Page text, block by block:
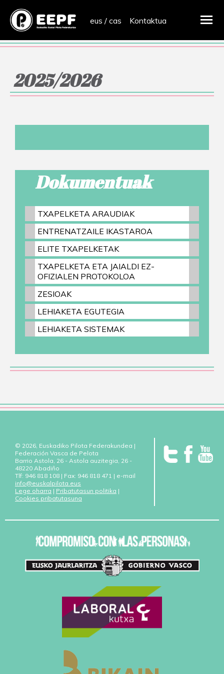
eus / cas Kontaktua
2025/2026
Dokumentuak
TXAPELKETA ARAUDIAK
ENTRENATZAILE IKASTAROA
ELITE TXAPELKETAK
TXAPELKETA ETA JAIALDI EZ-
OFIZIALEN PROTOKOLOA
ZESIOAK
LEHIAKETA EGUTEGIA
LEHIAKETA SISTEMAK
© 2026, Euskadiko Pilota Federakundea |
Federación Vasca de Pelota
Barrio Astola, 26 - Astola auzitegia, 26 -
48220 Abadiño
Tlf: 946 818 108 | Fax: 946 818 471 | e-mail
info@euskalpilota.eus
Lege oharra | Pribatutasun politika |
Cookies pribatutasuna